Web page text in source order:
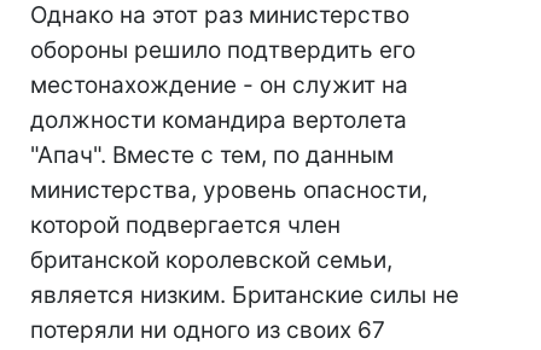
Однако на этот раз министерство
обороны решило подтвердить его
местонахождение - он служит на
должности командира вертолета
"Апач". Вместе с тем, по данным
министерства, уровень опасности,
которой подвергается член
британской королевской семьи,
является низким. Британские силы не
потеряли ни одного из своих 67